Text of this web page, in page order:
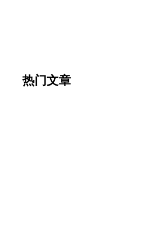
热门文章